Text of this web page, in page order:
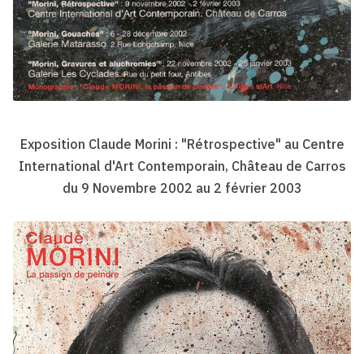
Exposition Claude Morini : "Rétrospective" au Centre
International d'Art Contemporain, Château de Carros
du 9 Novembre 2002 au 2 février 2003